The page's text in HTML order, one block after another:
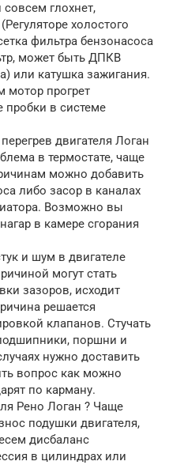
глохнет,
холостого
фильтра бензонасоса
может быть ДПКВ
или катушка зажигания.
мотор прогрет
в системе
двигателя Логан
в термостате, чаще
можно добавить
либо засор в каналах
Возможно вы
в камере сгорания
и шум в двигателе
могут стать
зазоров, исходит
решается
клапанов. Стучать
поршни и
нужно доставить
вопрос как можно
по карману.
Рено Логан ? Чаще
подушки двигателя,
дисбаланс
в цилиндрах или